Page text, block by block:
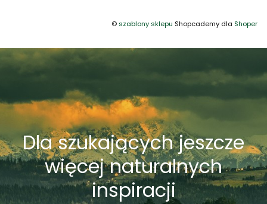
©szablony sklepu Shopcademy dla Shoper
Dla szukających jeszcze
więcej naturalnych
inspiracji